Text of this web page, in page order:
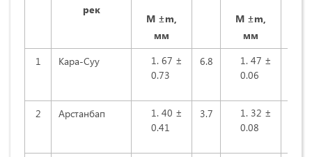
peк
М ±m
мм
М ±m
мм
1 Кapa-Cуу
67 ±
0.73
6.8
47 ±
0.06
2 Apcтaнбап
40 ±
0.41
3.7
32 ±
0.08